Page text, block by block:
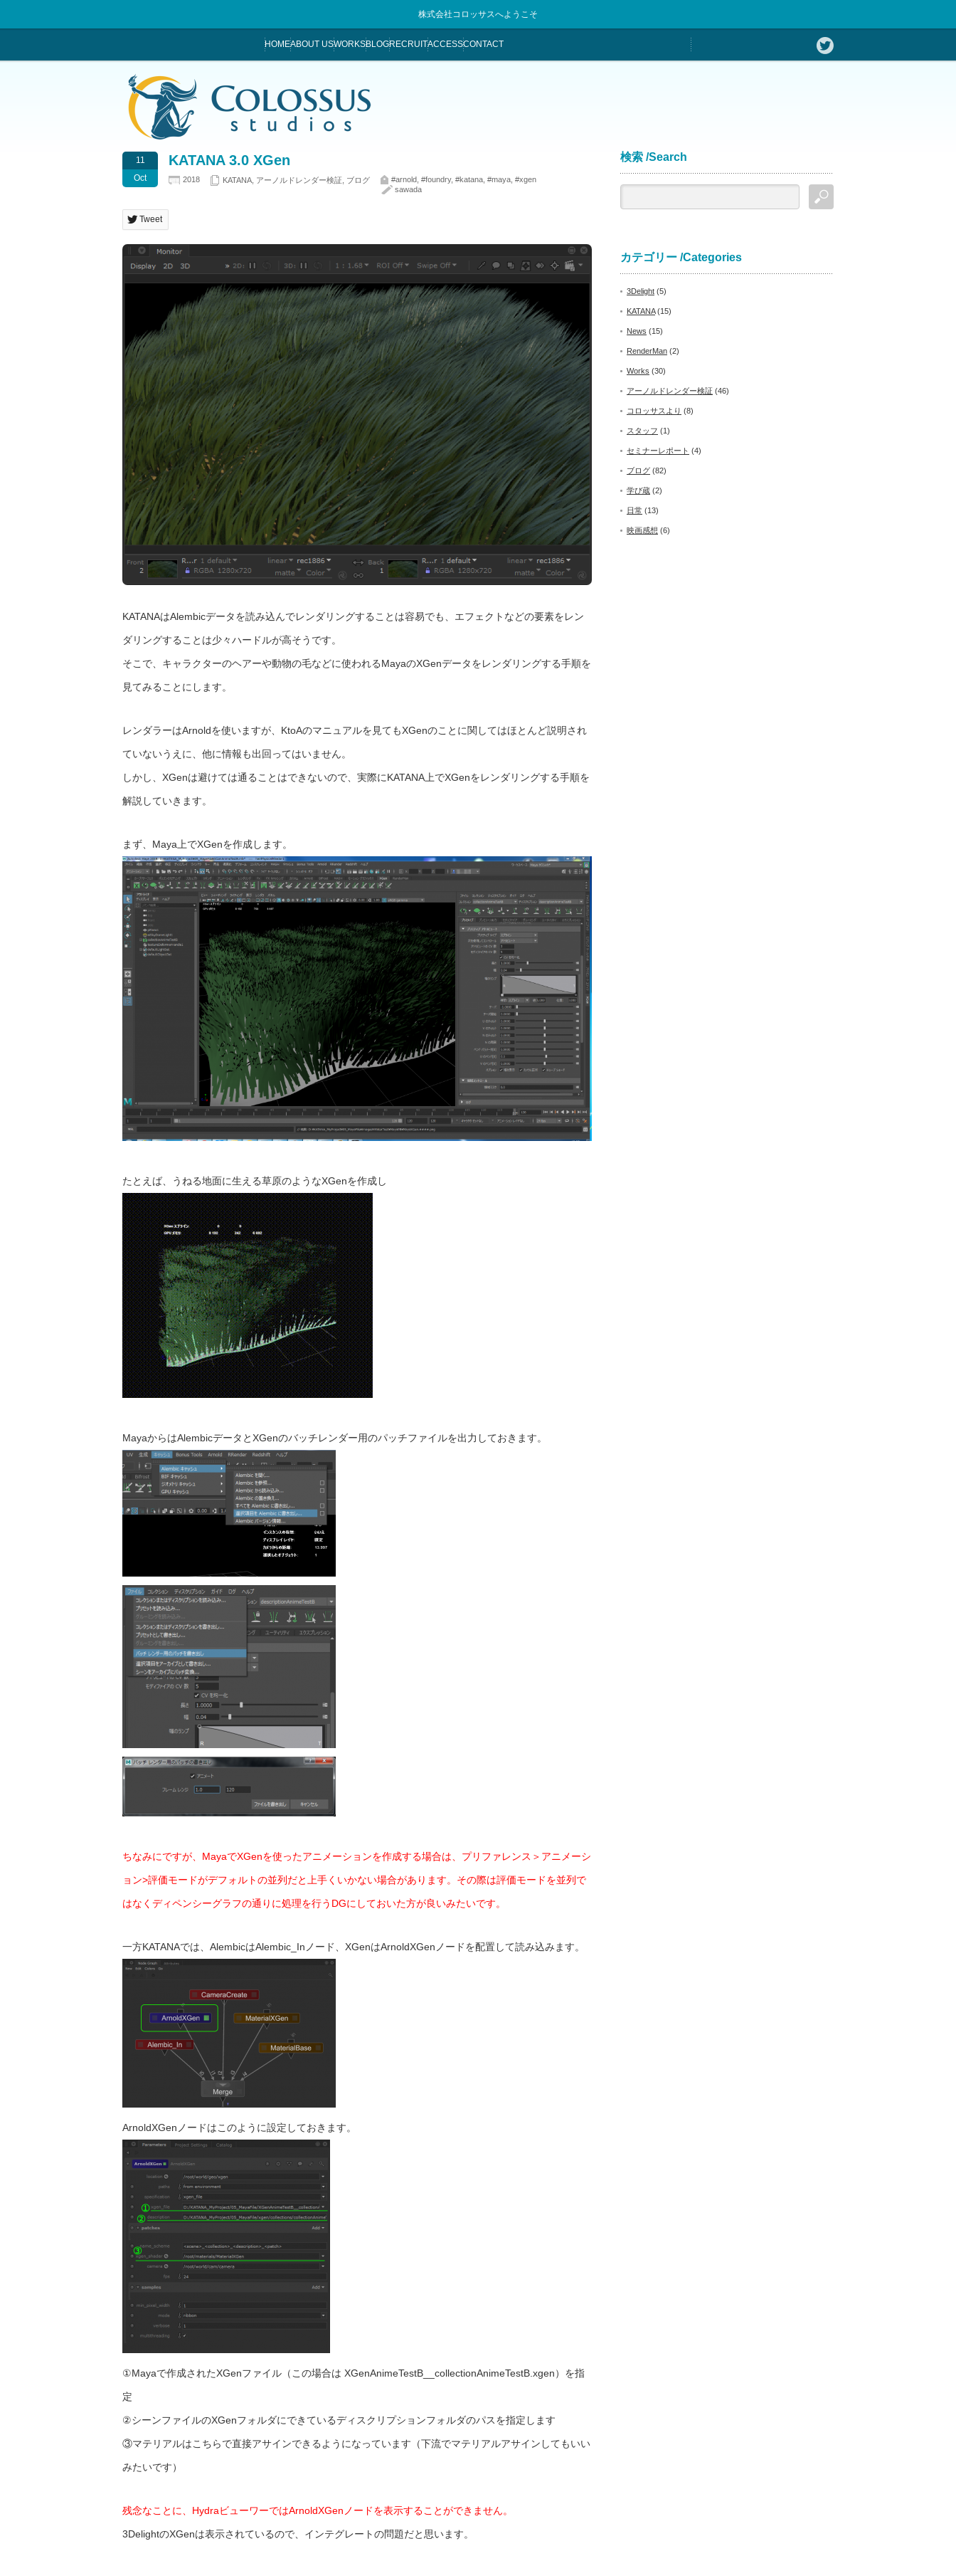
株式会社コロッサスへようこそ
HOMEABOUT USWORKSBLOGRECRUITACCESSCONTACT
11
Oct
KATANA 3.0 XGen
2018 KATANA アーノルドレンダー検証 ブログ #arnold #foundry, #katana #maya #xgen
sawada
Tweet
KATANAはAlembicデータを読み込んでレンダリングすることは容易でも、エフェクトなどの要素をレン
ダリングすることは少々ハードルが高そうです。
そこで、キャラクターのヘアーや動物の毛などに使われるMayaのXGenデータをレンダリングする手順を
見てみることにします。
レンダラーはArnoldを使いますが、KtoAのマニュアルを見てもXGenのことに関してはほとんど説明され
ていないうえに、他に情報も出回ってはいません。
しかし、XGenは避けては通ることはできないので、実際にKATANA上でXGenをレンダリングする手順を
解説していきます。
まず、Maya上でXGenを作成します。
たとえば、うねる地面に生える草原のようなXGenを作成し
MayaからはAlembicデータとXGenのバッチレンダー用のパッチファイルを出力しておきます。
ちなみにですが、MayaでXGenを使ったアニメーションを作成する場合は、プリファレンス＞アニメーシ
ョン>評価モードがデフォルトの並列だと上手くいかない場合があります。その際は評価モードを並列で
はなくディペンシーグラフの通りに処理を行うDGにしておいた方が良いみたいです。
一方KATANAでは、AlembicはAlembic_Inノード、XGenはArnoldXGenノードを配置して読み込みます。
ArnoldXGenノードはこのように設定しておきます。
①Mayaで作成されたXGenファイル（この場合は XGenAnimeTestB__collectionAnimeTestB.xgen）を指
定
②シーンファイルのXGenフォルダにできているディスクリプションフォルダのパスを指定します
③マテリアルはこちらで直接アサインできるようになっています（下流でマテリアルアサインしてもいい
みたいです）
残念なことに、HydraビューワーではArnoldXGenノードを表示することができません。
3DelightのXGenは表示されているので、インテグレートの問題だと思います。
検索 /Search
カテゴリー /Categories
3Delight (5)
KATANA(15)
News (15)
RenderMan (2)
Works (30)
アーノルドレンダー検証 (46)
コロッサスより (8)
スタッフ (1)
セミナーレポート (4)
ブログ (82)
学び蔵 (2)
日常 (13)
映画感想 (6)